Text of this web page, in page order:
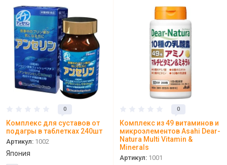
0
Комплекс для суставов от
подагры в таблетках 240шт
Артикул: 1002
Япония
0
Комплекс из 49 витаминов и
микроэлементов Asahi Dear-
Natura Multi Vitamin &
Minerals
Артикул: 1001